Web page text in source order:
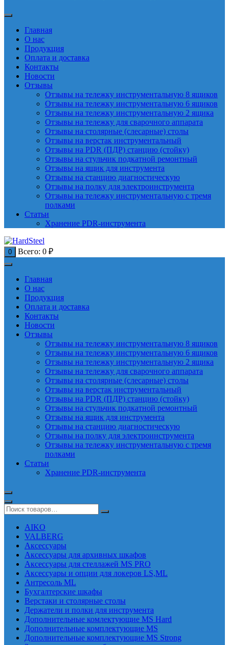
Главная
О нас
Продукция
Оплата и доставка
Контакты
Новости
Отзывы
Отзывы на тележку инструментальную 8 ящиков
Отзывы на тележку инструментальную 6 ящиков
Отзывы на тележку инструментальную 2 ящика
Отзывы на тележку для сварочного аппарата
Отзывы на столярные (слесарные) столы
Отзывы на верстак инструментальный
Отзывы на PDR (ПДР) станцию (стойку)
Отзывы на стульчик подкатной ремонтный
Отзывы на ящик для инструмента
Отзывы на станцию диагностическую
Отзывы на полку для электроинструмента
Отзывы на тележку инструментальную с тремя
полками
Статьи
Хранение PDR-инструмента
0 Всего: 0 ₽
Главная
О нас
Продукция
Оплата и доставка
Контакты
Новости
Отзывы
Отзывы на тележку инструментальную 8 ящиков
Отзывы на тележку инструментальную 6 ящиков
Отзывы на тележку инструментальную 2 ящика
Отзывы на тележку для сварочного аппарата
Отзывы на столярные (слесарные) столы
Отзывы на верстак инструментальный
Отзывы на PDR (ПДР) станцию (стойку)
Отзывы на стульчик подкатной ремонтный
Отзывы на ящик для инструмента
Отзывы на станцию диагностическую
Отзывы на полку для электроинструмента
Отзывы на тележку инструментальную с тремя
полками
Статьи
Хранение PDR-инструмента
AIKO
VALBERG
Аксессуары
Аксессуары для архивных шкафов
Аксессуары для стеллажей MS PRO
Аксессуары и опции для локеров LS,ML
Антресоль ML
Бухгалтерские шкафы
Верстаки и столярные столы
Держатели и полки для инструмента
Дополнительные комлектующие MS Hard
Дополнительные комплектующие MS
Дополнительные комплектующие MS Strong